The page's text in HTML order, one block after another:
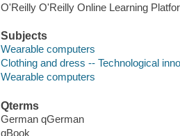
O'Reilly O'Reilly Online Learning
Subjects
Wearable computers
Clothing and dress -- Technological
Wearable computers
Qterms
German qGerman
qBook